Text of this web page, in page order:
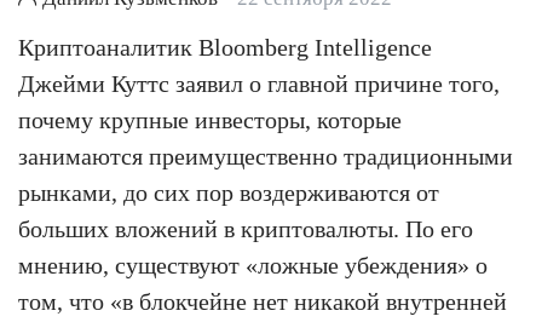
Криптоаналитик Bloomberg Intelligence
Джейми Куттс заявил о главной причине того,
почему крупные инвесторы, которые
занимаются преимущественно традиционными
рынками, до сих пор воздерживаются от
больших вложений в криптовалюты. По его
мнению, существуют «ложные убеждения» о
том, что «в блокчейне нет никакой внутренней